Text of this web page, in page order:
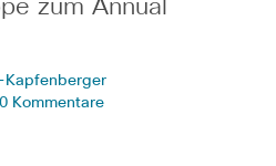
zum Annual
Kapfenberger
0 Kommentare